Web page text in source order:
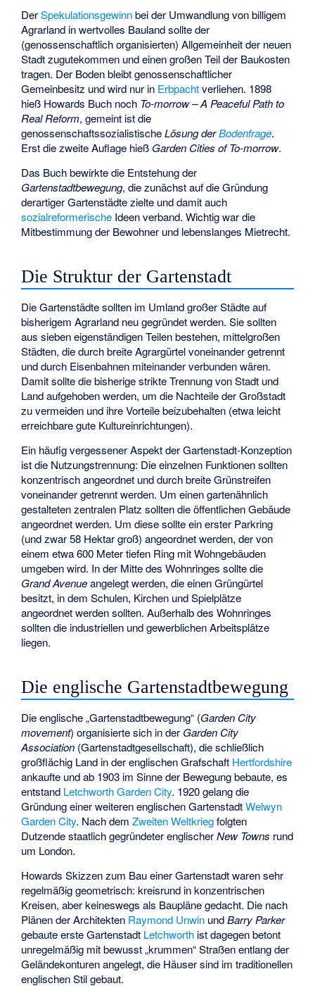
DerSpekulationsgewinnbei der Umwandlung von billigem
Agrarland in wertvolles Bauland sollte der
(genossenschaftlich organisierten) Allgemeinheit der neuen
Stadt zugutekommen und einen großen Teil der Baukosten
tragen. Der Boden bleibt genossenschaftlicher
Gemeinbesitz und wird nur in Erbpachtverliehen. 1898
hieß Howards Buch noch To-morrow – A Peaceful Path to
Real Reform, gemeint ist die
genossenschaftssozialistischeLösung derBodenfrage.
Erst die zweite Auflage hieß Garden Cities of To-morrow.
Das Buch bewirkte die Entstehung der
Gartenstadtbewegung, die zunächst auf die Gründung
derartiger Gartenstädte zielte und damit auch
sozialreformerische Ideen verband. Wichtig war die
Mitbestimmung der Bewohner und lebenslanges Mietrecht.
Die Struktur der Gartenstadt
Die Gartenstädte sollten im Umland großer Städte auf
bisherigem Agrarland neu gegründet werden. Sie sollten
aus sieben eigenständigen Teilen bestehen, mittelgroßen
Städten, die durch breite Agrargürtel voneinander getrennt
und durch Eisenbahnen miteinander verbunden wären.
Damit sollte die bisherige strikte Trennung von Stadt und
Land aufgehoben werden, um die Nachteile der Großstadt
zu vermeiden und ihre Vorteile beizubehalten (etwa leicht
erreichbare gute Kultureinrichtungen).
Ein häufig vergessener Aspekt der Gartenstadt-Konzeption
ist die Nutzungstrennung: Die einzelnen Funktionen sollten
konzentrisch angeordnet und durch breite Grünstreifen
voneinander getrennt werden. Um einen gartenähnlich
gestalteten zentralen Platz sollten die öffentlichen Gebäude
angeordnet werden. Um diese sollte ein erster Parkring
(und zwar 58 Hektar groß) angeordnet werden, der von
einem etwa 600 Meter tiefen Ring mit Wohngebäuden
umgeben wird. In der Mitte des Wohnringes sollte die
Grand Avenueangelegt werden, die einen Grüngürtel
besitzt, in dem Schulen, Kirchen und Spielplätze
angeordnet werden sollten. Außerhalb des Wohnringes
sollten die industriellen und gewerblichen Arbeitsplätze
liegen.
Die englische Gartenstadtbewegung
Die englische „Gartenstadtbewegung“ (Garden City
movement) organisierte sich in der Garden City
Association (Gartenstadtgesellschaft), die schließlich
großflächig Land in der englischen Grafschaft Hertfordshire
ankaufte und ab 1903 im Sinne der Bewegung bebaute, es
entstand Letchworth Garden City. 1920 gelang die
Gründung einer weiteren englischen GartenstadtWelwyn
Garden City. Nach demZweiten Weltkriegfolgten
Dutzende staatlich gegründeter englischerNew Towns rund
um London.
Howards Skizzen zum Bau einer Gartenstadt waren sehr
regelmäßig geometrisch: kreisrund in konzentrischen
Kreisen, aber keineswegs als Baupläne gedacht. Die nach
Plänen der Architekten Raymond Unwin undBarry Parker
gebaute erste Gartenstadt Letchworth ist dagegen betont
unregelmäßig mit bewusst „krummen“ Straßen entlang der
Geländekonturen angelegt, die Häuser sind im traditionellen
englischen Stil gebaut.